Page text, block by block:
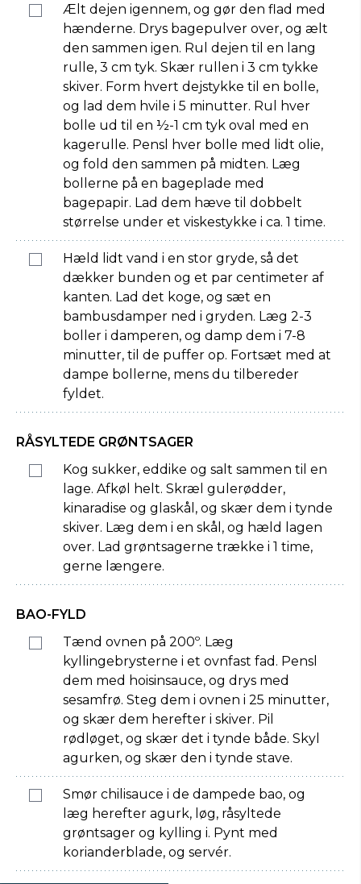
Ælt dejen igennem, og gør den flad med
hænderne. Drys bagepulver over, og ælt
den sammen igen. Rul dejen til en lang
rulle, 3 cm tyk. Skær rullen i 3 cm tykke
skiver. Form hvert dejstykke til en bolle,
og lad dem hvile i 5 minutter. Rul hver
bolle ud til en ½-1 cm tyk oval med en
kagerulle. Pensl hver bolle med lidt olie,
og fold den sammen på midten. Læg
bollerne på en bageplade med
bagepapir. Lad dem hæve til dobbelt
størrelse under et viskestykke i ca. 1 time.
Hæld lidt vand i en stor gryde, så det
dækker bunden og et par centimeter af
kanten. Lad det koge, og sæt en
bambusdamper ned i gryden. Læg 2-3
boller i damperen, og damp dem i 7-8
minutter, til de puffer op. Fortsæt med at
dampe bollerne, mens du tilbereder
fyldet.
RÅSYLTEDE GRØNTSAGER
Kog sukker, eddike og salt sammen til en
lage. Afkøl helt. Skræl gulerødder,
kinaradise og glaskål, og skær dem i tynde
skiver. Læg dem i en skål, og hæld lagen
over. Lad grøntsagerne trække i 1 time,
gerne længere.
BAO-FYLD
Tænd ovnen på 200º. Læg
kyllingebrysterne i et ovnfast fad. Pensl
dem med hoisinsauce, og drys med
sesamfrø. Steg dem i ovnen i 25 minutter,
og skær dem herefter i skiver. Pil
rødløget, og skær det i tynde både. Skyl
agurken, og skær den i tynde stave.
Smør chilisauce i de dampede bao, og
læg herefter agurk, løg, råsyltede
grøntsager og kylling i. Pynt med
korianderblade, og servér.